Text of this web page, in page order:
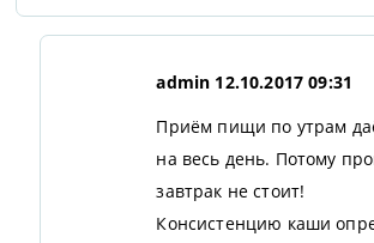
admin 12.10.2017 09:31
Приём пищи по утрам
на весь день. Потому
завтрак не стоит!
Консистенцию каши